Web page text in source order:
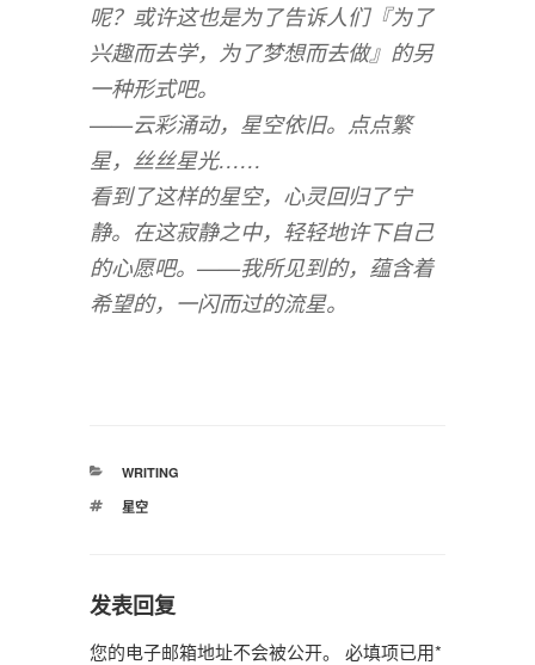
呢？或许这也是为了告诉人们『为了
兴趣而去学，为了梦想而去做』的另
一种形式吧。
——云彩涌动，星空依旧。点点繁
星，丝丝星光……
看到了这样的星空，心灵回归了宁
静。在这寂静之中，轻轻地许下自己
的心愿吧。——我所见到的，蕴含着
希望的，一闪而过的流星。
分
WRITING
标
星空
发表回复
您的电子邮箱地址不会被公开。 必填项已用*